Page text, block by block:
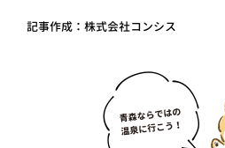
記事作成：株式会社コンシス